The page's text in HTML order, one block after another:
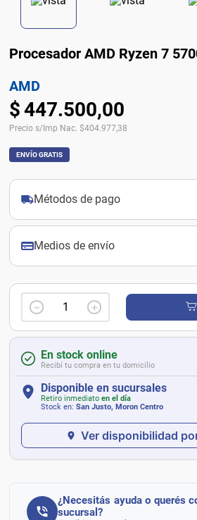
Procesador AMD Ryzen 7
AMD
$447.500,00
Precio s/Imp Nac. $404.977,38
ENVÍO GRATIS
Métodos de pago
Medios de envío
＋
－
En stock online
Recibí tu compra en tu domicilio
Disponible en sucursales
Retiro inmediato en el día
Stock en: San Justo, Moron Centro
Ver disponibilidad
¿Necesitás ayuda o querés
sucursal?